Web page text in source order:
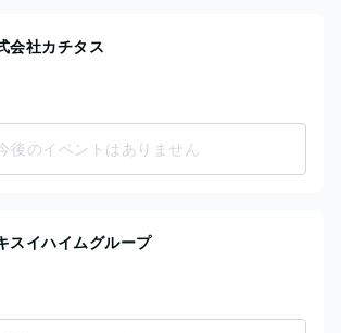
会社カチタス
後のイベントはありません
スイハイムグループ